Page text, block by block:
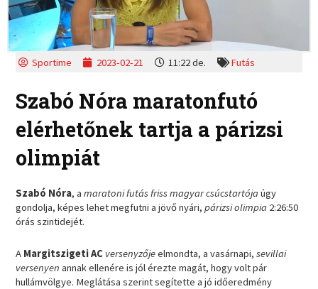
Sportime 2023-02-21 11:22 de. Futás
Szabó Nóra maratonfutó
elérhetőnek tartja a párizsi
olimpiát
Szabó Nóra, amaratoni futás friss magyar csúcstartójaúgy
gondolja, képes lehet megfutni a jövő nyári,párizsi olimpia 2:26:50
órás szintidejét.
A Margitszigeti AC versenyzőjeelmondta, a vasárnapi,sevillai
versenyen annak ellenére is jól érezte magát, hogy volt pár
hullámvölgye. Meglátása szerint segítette a jó időeredmény